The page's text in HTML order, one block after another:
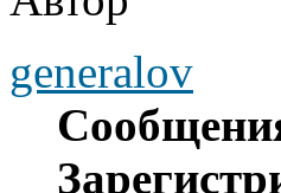
generalov